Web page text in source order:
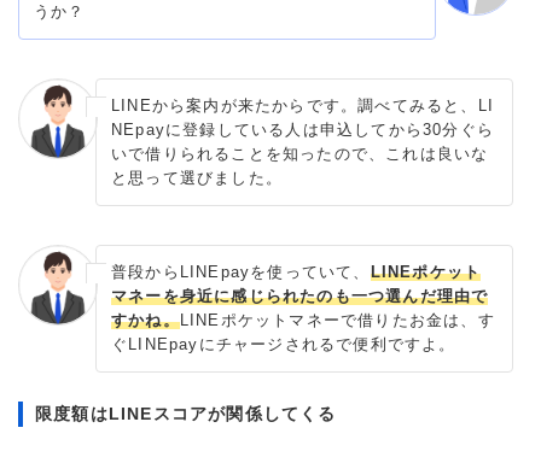
うか？
LINEから案内が来たからです。調べてみると、LI
NEpayに登録している人は申込してから30分ぐら
いで借りられることを知ったので、これは良いな
と思って選びました。
普段からLINEpayを使っていて、 LINEポケット
マネーを身近に感じられたのも一つ選んだ理由で
すかね。LINEポケットマネーで借りたお金は、す
ぐLINEpayにチャージされるで便利ですよ。
限度額はLINEスコアが関係してくる